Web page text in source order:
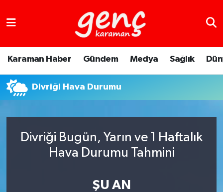
Karaman Haber Gündem Medya Sağlık
Divriği Hava Durumu
Divriği Bugün, Yarın ve 1 Haftalık
Hava Durumu Tahmini
ŞU AN